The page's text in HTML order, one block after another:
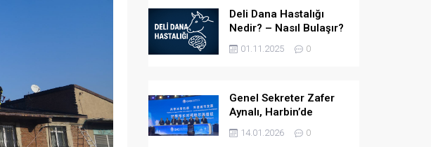
Deli Dana Hastalığı
Nedir? – Nasıl Bulaşır?
– Belirtileri Nelerdir? –
Tedavi Yöntemleri
01.11.2025 0
Genel Sekreter Zafer
Aynalı, Harbin’de
Küresel Belediye
Başkanları Diyaloğu’na
14.01.2026 0